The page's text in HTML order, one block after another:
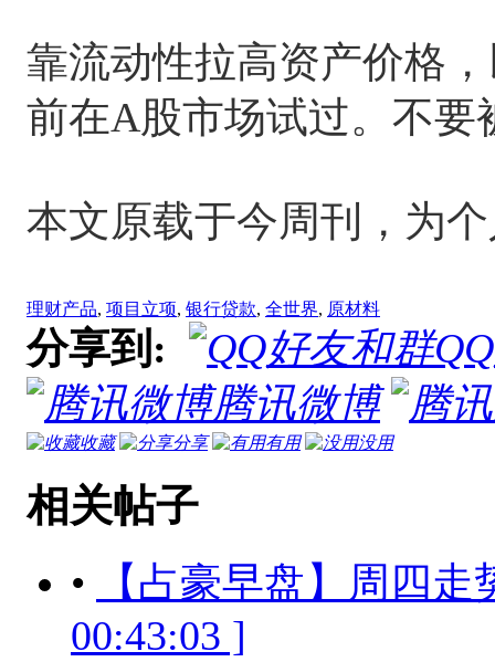
靠流动性拉高资产价格
前在A股市场试过。不要
本文原载于今周刊，为
理财产品, 项目立项, 银行贷款, 全世界, 原材料
分享到:
腾讯微博
收藏 分享 有用 没用
相关帖子
•
【占豪早盘】周四
00:43:03 ]